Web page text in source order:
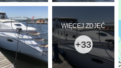
WIĘCEJ ZDJĘĆ
+33